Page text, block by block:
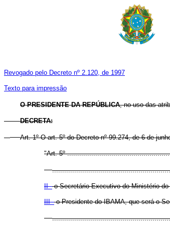
Revogado pelo Decreto nº 2.120, de 1997
Texto para impressão
O PRESIDENTE DA REPÚBLICA, no uso das
DECRETA:
Art. 1º O art. 5º do Decreto nº 99.274, de 6 de
"Art. 5º
II -o Secretário-Executivo do Ministério
III -o Presidente do IBAMA, que será o